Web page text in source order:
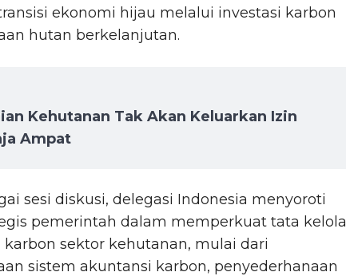
ekonomi hijau melalui investasi karbon
hutan berkelanjutan.
Kehutanan Tak Akan Keluarkan Izin
Ampat
sesi diskusi, delegasi Indonesia menyoroti
pemerintah dalam memperkuat tata kelola
sektor kehutanan, mulai dari
sistem akuntansi karbon, penyederhanaan